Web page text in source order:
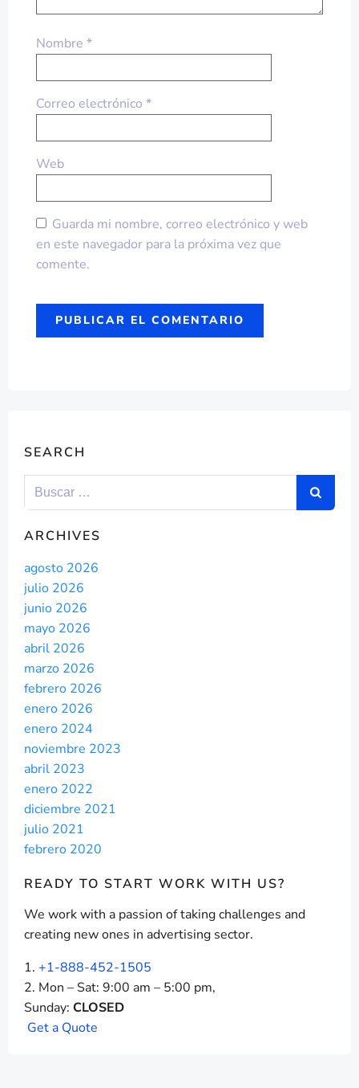
Nombre *
Correo electrónico *
Web
Guarda mi nombre, correo electrónico y web
en este navegador para la próxima vez que
comente.
SEARCH
ARCHIVES
agosto 2026
julio 2026
junio 2026
mayo 2026
abril 2026
marzo 2026
febrero 2026
enero 2026
enero 2024
noviembre 2023
abril 2023
enero 2022
diciembre 2021
julio 2021
febrero 2020
READY TO START WORK WITH US?
We work with a passion of taking challenges and
creating new ones in advertising sector.
+1-888-452-1505
Mon – Sat: 9:00 am – 5:00 pm,
Sunday: CLOSED
Geta Quote